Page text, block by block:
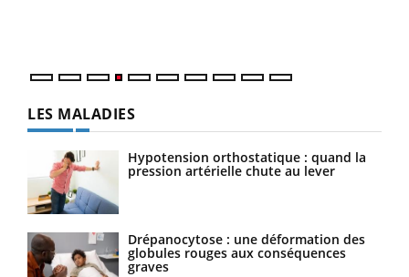
LES MALADIES
Hypotension orthostatique : quand la
pression artérielle chute au lever
Drépanocytose : une déformation des
globules rouges aux conséquences
graves